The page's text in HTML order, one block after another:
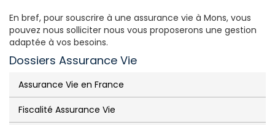
En bref, pour souscrire à une assurance vie à Mons, vous
pouvez nous solliciter nous vous proposerons une gestion
adaptée à vos besoins.
Dossiers Assurance Vie
Assurance Vie en France
Fiscalité Assurance Vie